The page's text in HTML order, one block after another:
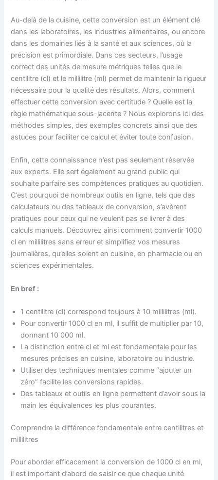
Au-delà de la cuisine, cette conversion est un élément clé
dans les laboratoires, les industries alimentaires, ou encore
dans les domaines liés à la santé et aux sciences, où la
précision est primordiale. Dans ces secteurs, l’usage
correct des unités de mesure métriques telles que le
centilitre (cl) et le millilitre (ml) permet de maintenir la rigueur
nécessaire pour la qualité des résultats. Alors, comment
effectuer cette conversion avec certitude ? Quelle est la
règle mathématique sous-jacente ? Nous explorons ici des
méthodes simples, des exemples concrets ainsi que des
astuces pour faciliter ce calcul et éviter toute confusion.
Enfin, cette connaissance n’est pas seulement réservée
aux experts. Elle sert également au grand public qui
souhaite parfaire ses compétences pratiques au quotidien.
C’est pourquoi de nombreux outils en ligne, tels que des
calculateurs ou des tableaux de conversion, s’avèrent
pratiques pour ceux qui ne veulent pas se livrer à des
calculs manuels. Découvrez ainsi comment convertir 1000
cl en millilitres sans erreur et simplifiez vos mesures
journalières, qu’elles soient en cuisine, en pharmacie ou en
sciences expérimentales.
En bref :
1 centilitre (cl) correspond toujours à 10 millilitres (ml).
Pour convertir 1000 cl en ml, il suffit de multiplier par 10,
donnant 10 000 ml.
La distinction entre cl et ml est fondamentale pour les
mesures précises en cuisine, laboratoire ou industrie.
Utiliser des techniques mentales comme “ajouter un
zéro” facilite les conversions rapides.
Des tableaux et outils en ligne permettent d’avoir sous la
main les équivalences les plus courantes.
Comprendre la différence fondamentale entre centilitres et
millilitres
Pour aborder efficacement la conversion de 1000 cl en ml,
il est important d’abord de saisir ce que chaque unité